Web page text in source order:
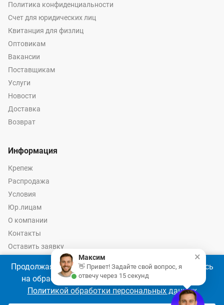
Политика конфиденциальности
Счет для юридических лиц
Квитанция для физлиц
Оптовикам
Вакансии
Поставщикам
Услуги
Новости
Доставка
Возврат
Информация
Крепеж
Распродажа
Условия
Юр.лицам
О компании
Контакты
Оставить заявку
Калькулятор крепежа
© 2026 год Оптово-розничные продажи крепежа и инструмента -
Ремкреп.ру
Продолжая использовать наш сайт, Вы соглашаетесь
на обработку файлов cookie 🍪 в соответствии с
Политикой обработки персональных данных
×
Максим
👋 Привет! Задайте свой вопрос, я
отвечу через 15 секунд